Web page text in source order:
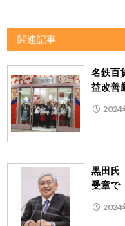
関連記事
名鉄百
益改善
2024
黒田氏
受章で
2024